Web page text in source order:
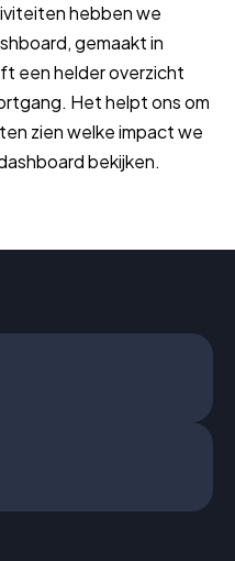
hebben we
gemaakt in
een helder overzicht
Het helpt ons om
zien welke impact we
bekijken.